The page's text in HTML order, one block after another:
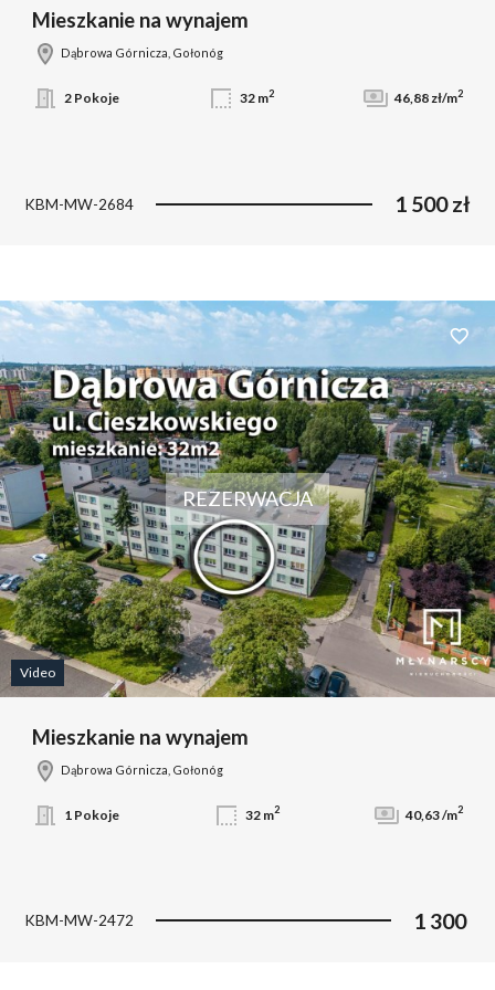
Mieszkanie na wynajem
Dąbrowa Górnicza, Gołonóg
2 Pokoje 32 m2 46,88 zł/m2
KBM-MW-2684 1 500 zł
Video
REZERWACJA
Dodaj
Mieszkanie na wynajem
Dąbrowa Górnicza, Gołonóg
1 Pokoje 32 m2 40,63 /m2
KBM-MW-2472 1 300